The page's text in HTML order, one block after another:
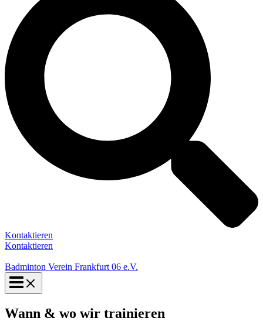
Kontaktieren
Kontaktieren
Badminton Verein Frankfurt 06 e.V.
Wann & wo wir trainieren